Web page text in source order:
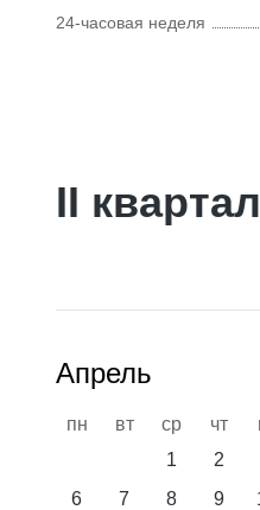
24-часовая неделя
II квартал
Апрель
пн вт ср чт
1
2
6
7 8 9